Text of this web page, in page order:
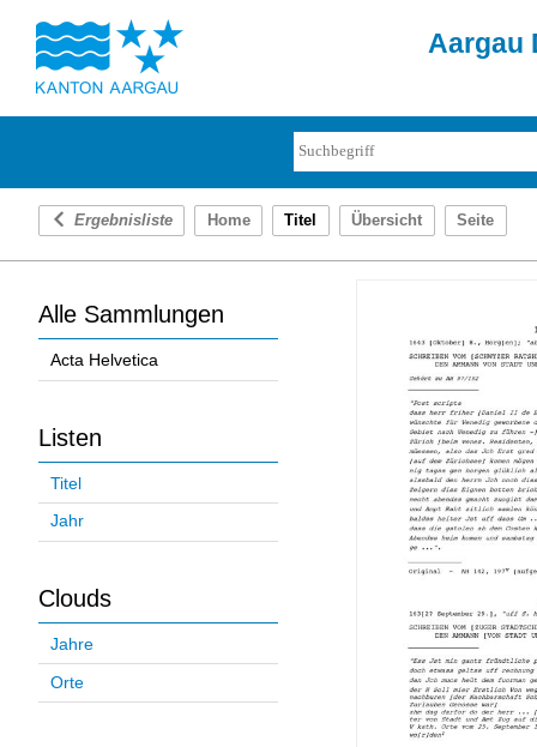
Aargau
Ergebnisliste Home Titel Übersicht Seite
Alle Sammlungen
Acta Helvetica
Listen
Titel
Jahr
Clouds
Jahre
Orte